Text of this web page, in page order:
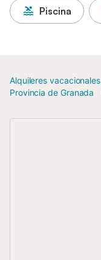
Piscina
Alquileres vacacionales
Provincia de Granada